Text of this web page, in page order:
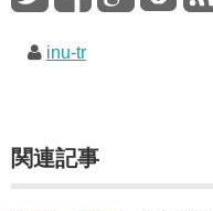
inu-tr
関連記事